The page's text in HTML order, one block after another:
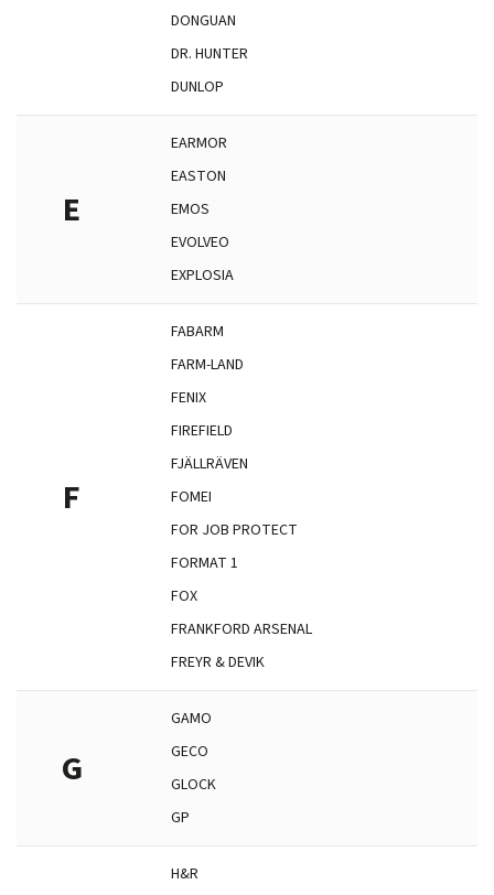
DONGUAN
DR. HUNTER
DUNLOP
E
EARMOR
EASTON
EMOS
EVOLVEO
EXPLOSIA
F
FABARM
FARM-LAND
FENIX
FIREFIELD
FJÄLLRÄVEN
FOMEI
FOR JOB PROTECT
FORMAT 1
FOX
FRANKFORD ARSENAL
FREYR & DEVIK
G
GAMO
GECO
GLOCK
GP
H&R